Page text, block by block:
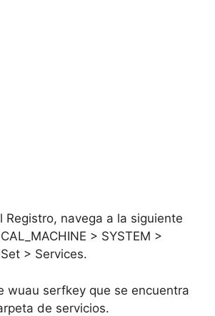
Registro, navega a la siguiente
> SYSTEM >
> Services.
wuau serfkey que se encuentra
de servicios.